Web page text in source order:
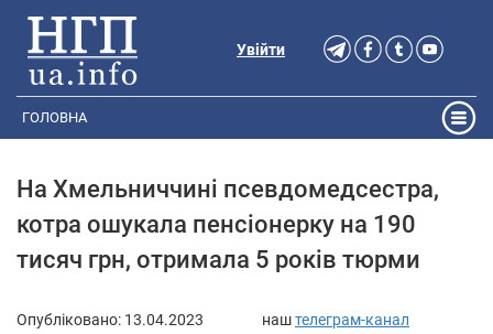
Увійти
ГОЛОВНА
На Хмельниччині псевдомедсестра,
котра ошукала пенсіонерку на 190
тисяч грн, отримала 5 років тюрми
Опубліковано: 13.04.2023 наштелеграм-канал